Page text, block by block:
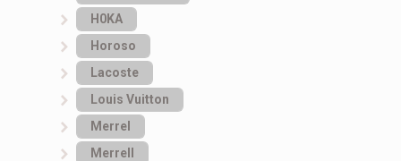
H0KA
Horoso
Lacoste
Louis Vuitton
Merrel
Merrell